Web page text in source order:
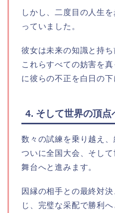
しかし、二度目の人生
っていました。
彼女は未来の知識と持ち
これらすべての妨害を
に彼らの不正を白日の下
4. そして世界の頂点
数々の試練を乗り越え
ついに全国大会、そし
舞台へと進みます。
因縁の相手との最終対
じ、完璧な采配で勝利へ